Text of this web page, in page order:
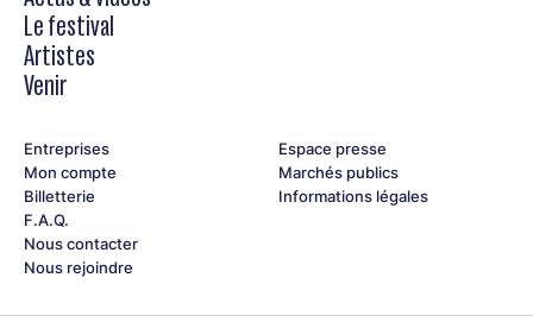
Le festival
Artistes
Venir
Entreprises
Mon compte
Billetterie
F.A.Q.
Nous contacter
Nous rejoindre
Espace presse
Marchés publics
Informations légales